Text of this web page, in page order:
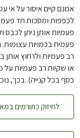
אמנם קיים איסור על אי
לכפפות ומסכות חד
פעמיות אותן ניתן
פעמית בכמויות
רב פעמיות ולרחוץ
או שקיות רב פעמיות על
כסף בכל קנייה). בכך,
לחיזוק כתורמים